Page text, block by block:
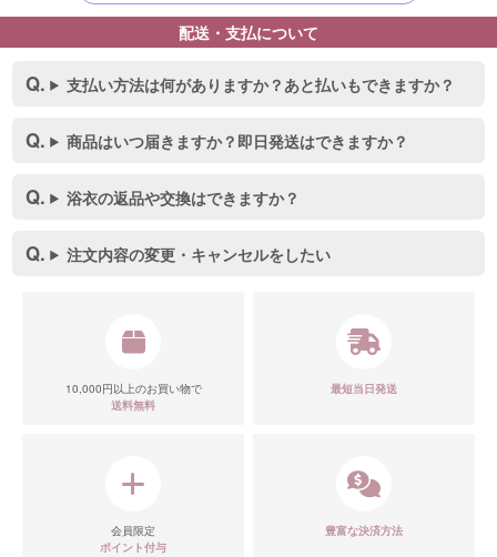
配送・支払について
支払い方法は何がありますか？あと払いもできますか？
商品はいつ届きますか？即日発送はできますか？
浴衣の返品や交換はできますか？
注文内容の変更・キャンセルをしたい
10,000円以上のお買い物で
送料無料
最短当日発送
会員限定
ポイント付与
豊富な決済方法